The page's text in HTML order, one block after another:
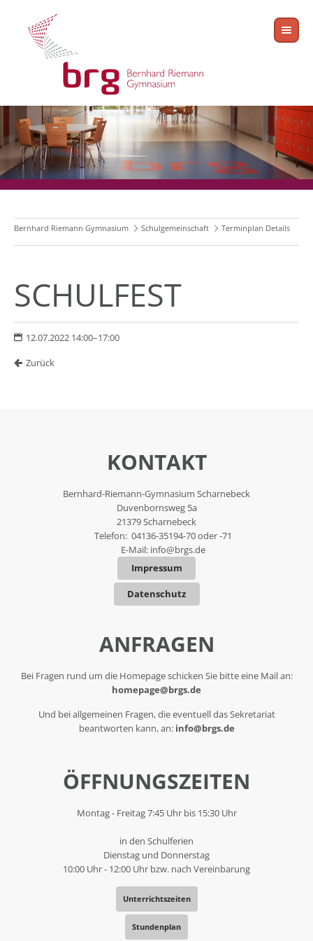
Bernhard Riemann Gymnasium Schulgemeinschaft Terminplan Details
SCHULFEST
12.07.2022 14:00–17:00
Zurück
KONTAKT
Bernhard-Riemann-Gymnasium Scharnebeck
Duvenbornsweg 5a
21379 Scharnebeck
Telefon: 04136-35194-70 oder -71
E-Mail: info@brgs.de
Impressum
Datenschutz
ANFRAGEN
Bei Fragen rund um die Homepage schicken Sie bitte eine Mail an:
homepage@brgs.de
Und bei allgemeinen Fragen, die eventuell das Sekretariat
beantworten kann, an: info@brgs.de
ÖFFNUNGSZEITEN
Montag - Freitag 7:45 Uhr bis 15:30 Uhr
in den Schulferien
Dienstag und Donnerstag
10:00 Uhr - 12:00 Uhr bzw. nach Vereinbarung
Unterrichtszeiten
Stundenplan